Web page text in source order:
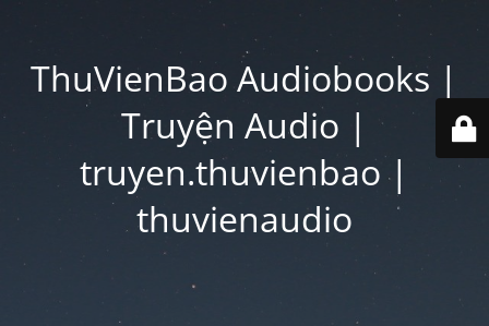
ThuVienBao Audiobooks |
Truyện Audio |
truyen.thuvienbao |
thuvienaudio